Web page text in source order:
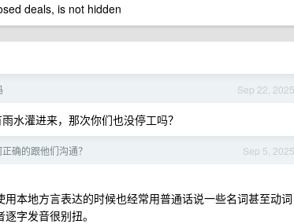
deals, is not hidden
Sep 22, 2025
水灌进来，那次你们也没停工吗？
Sep 5, 2025
确的跟他们沟通？
本地方言表达的时候也经常用普通话说一些名词甚至动词
字发音很别扭。